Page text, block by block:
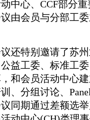
中心、CCF部分
由会员与分部工
还特别邀请了苏
益工委、标准工
和会员活动中心
、分组讨论、
同期通过差额选